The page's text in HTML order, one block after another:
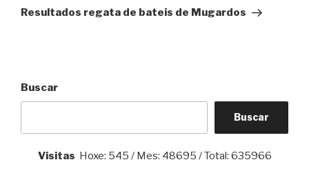
Post
Resultados regata de bateis de Mugardos
Buscar
Buscar
Visitas Hoxe: 545 / Mes: 48695 / Total: 635966